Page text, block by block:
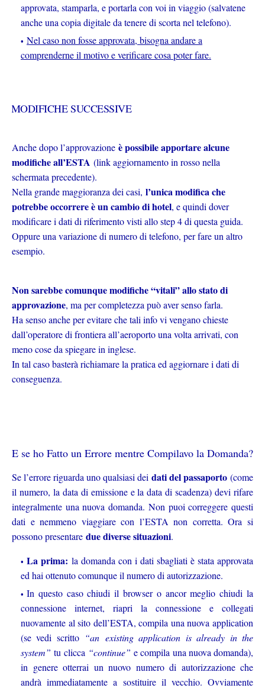
approvata, stamparla, e portarla con voi in viaggio (salvatene
anche una copia digitale da tenere di scorta nel telefono).
Nel caso non fosse approvata, bisogna andare a
comprenderne il motivo e verificare cosa poter fare.
MODIFICHE SUCCESSIVE
Anche dopo l’approvazione è possibile apportare alcune
modifiche all’ESTA (link aggiornamento in rosso nella
schermata precedente).
Nella grande maggioranza dei casi, l’unica modifica che
potrebbe occorrere è un cambio di hotel, e quindi dover
modificare i dati di riferimento visti allo step 4 di questa guida.
Oppure una variazione di numero di telefono, per fare un altro
esempio.
Non sarebbe comunque modifiche “vitali” allo stato di
approvazione, ma per completezza può aver senso farla.
Ha senso anche per evitare che tali info vi vengano chieste
dall’operatore di frontiera all’aeroporto una volta arrivati, con
meno cose da spiegare in inglese.
In tal caso basterà richiamare la pratica ed aggiornare i dati di
conseguenza.
E se ho Fatto un Errore mentre Compilavo la Domanda?
Se l’errore riguarda uno qualsiasi dei dati del passaporto (come
il numero, la data di emissione e la data di scadenza) devi rifare
integralmente una nuova domanda. Non puoi correggere questi
dati e nemmeno viaggiare con l’ESTA non corretta. Ora si
possono presentare due diverse situazioni.
La prima: la domanda con i dati sbagliati è stata approvata
ed hai ottenuto comunque il numero di autorizzazione.
In questo caso chiudi il browser o ancor meglio chiudi la
connessione internet, riapri la connessione e collegati
nuovamente al sito dell’ESTA, compila una nuova application
(se vedi scritto “an existing application is already in the
system” tu clicca “continue” e compila una nuova domanda),
in genere otterrai un nuovo numero di autorizzazione che
andrà immediatamente a sostituire il vecchio. Ovviamente